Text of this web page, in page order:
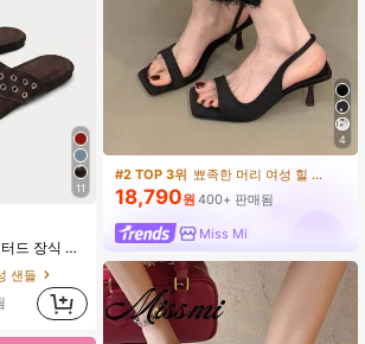
11
- 여름 축제, 이드 축제 또는 반짝이는 봄 손님 옵션으로 글래머러스한 선택.
샌들
4
#2 TOP 3위 뾰족한 머리 여성 힐 샌들
18,790원 400+ 판매됨
Miss Mi